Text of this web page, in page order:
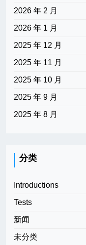
2026 年 2 月
2026 年 1 月
2025 年 12 月
2025 年 11 月
2025 年 10 月
2025 年 9 月
2025 年 8 月
分类
Introductions
Tests
新闻
未分类